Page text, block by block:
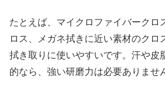
たとえば、マイクロファイバークロ
ロス、メガネ拭きに近い素材のクロ
拭き取りに使いやすいです。汗や皮
的なら、強い研磨力は必要ありませ